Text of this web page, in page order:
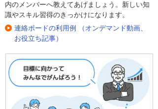
内のメンバーへ教えてあげましょう。新しい知
識やスキル習得のきっかけになります。
連絡ボードの利用例 （オンデマンド動画、
お役立ち記事）